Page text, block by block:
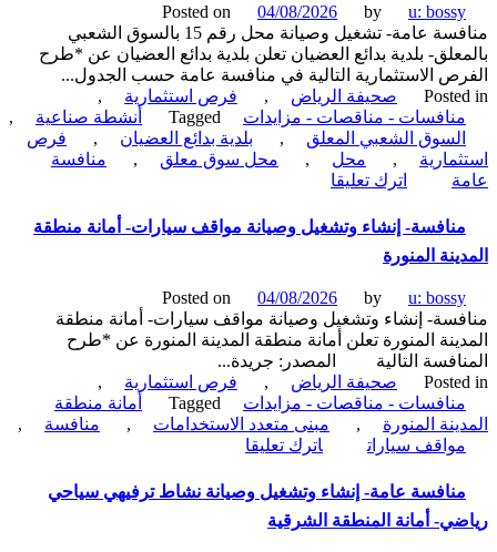
وصيانة
كشك
بحبونا
الشارع
العام-
بلدية
محافظة
حبونا
Posted on 04/08/2026 by
u:
منافسة عامة- تشغيل وصيانة محل رقم 15 بالسوق الشعبي
بلدية بدائع العضيان تعلن بلدية بدائع العضيان عن *طرح
الاستثمارية التالية في منافسة عامة حسب الجدول...
صحيفة الرياض , فرص استثمارية
,
- مناقصات - مزايدات
Tagged أنشطة صناعية
,
الشعبي المعلق
, بلدية بدائع العضيان ,
فرص
, محل , محل سوق معلق ,
منافسة
اترك تعليقاon
عامة-
تشغيل
رقم
15
بالسوق
الشعبي
بالمعلق-
بلدية
بدائع
العضيان
إنشاء وتشغيل وصيانة مواقف سيارات- أمانة منطقة
المنورة
Posted on 04/08/2026 by
u:
إنشاء وتشغيل وصيانة مواقف سيارات- أمانة منطقة
المنورة تعلن أمانة منطقة المدينة المنورة عن *طرح
التالية المصدر: جريدة...
صحيفة الرياض , فرص استثمارية
,
- مناقصات - مزايدات
Tagged
أمانة منطقة
المنورة
, مبنى متعدد الاستخدامات , منافسة
,
سيارات
اترك تعليقاon
إنشاء
وتشغيل
وصيانة
عامة- إنشاء وتشغيل وصيانة نشاط ترفيهي سياحي
أمانة المنطقة الشرقية